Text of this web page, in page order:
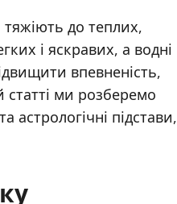
тяжіють до теплих,
і яскравих, а водні
впевненість,
статті ми розберемо
астрологічні підстави,